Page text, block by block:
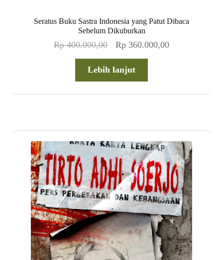
Seratus Buku Sastra Indonesia yang Patut Dibaca
Sebelum Dikuburkan
Rp400.000,00
Harga
adalah:
Rp 360.000,00Harga
Lebih lanjut